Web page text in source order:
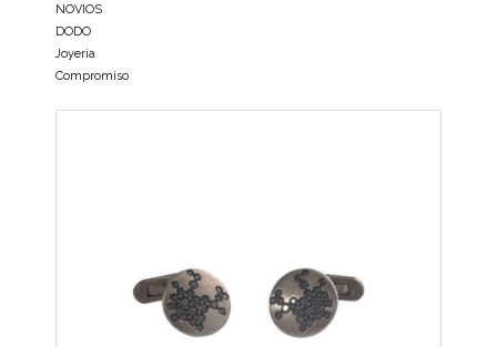
NOVIOS
DODO
Joyeria
Compromiso